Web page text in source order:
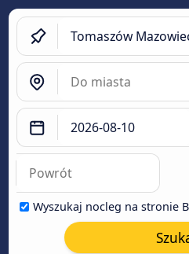
Wyszukaj nocleg na stronie